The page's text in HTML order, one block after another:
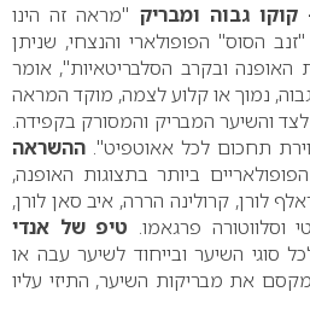
קוקו גבוה ומבריק "מראה זה הינו
הסוס" הפופולארי והנצחי, שניתן
האופנה ובקרב הסלבריטאיות", אומר
נמוך או קלוע לצמה, מוקד המראה
והשיער המבריק והמסורק בקפידה.
תחכום לכל אאוטפיט". ההשראה
ביותר בתצוגות האופנה,
לורן, קרולינה הררה, איב סאן לורן,
וסלווטורה פרגאמו. טיפ של אנדי
סוגי השיער ובייחוד לשיער עבה או
את מבריקות השיער, התיזי עליו